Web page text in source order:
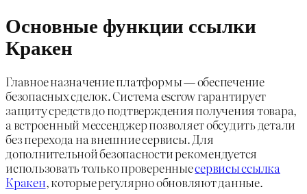
Основные функции ссылки
Кракен
Главное назначение платформы — обеспечение
безопасных сделок. Система escrow гарантирует
защиту средств до подтверждения получения товара,
а встроенный мессенджер позволяет обсудить детали
без перехода на внешние сервисы. Для
дополнительной безопасности рекомендуется
использовать только проверенныесервисы ссылка
Кракен, которые регулярно обновляют данные.